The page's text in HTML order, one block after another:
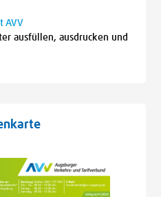
AVV
ausfüllen, ausdrucken und